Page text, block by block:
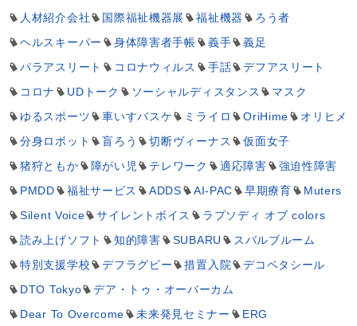
人材紹介会社
国際福祉機器展 福祉機器
ろう者
ヘルスキーパー
身体障害者手帳 義手
義足
パラアスリート
コロナウィルス 手話
デフアスリート
コロナ
UDトーク ソーシャルディスタンス
マスク
ゆるスポーツ
車いすバスケ ミライロ OriHime
オリヒメ
分身ロボット
盲ろう 切断ヴィーナス
仮面女子
猪狩ともか
障がい児 テレワーク 適応障害
強迫性障害
PMDD
福祉サービス ADDS AI-PAC 早期療育
Muters
Silent Voice
サイレントボイス
ラプソディ オブ colors
読み上げソフト
知的障害 SUBARU
スバルブルーム
特別支援学校
デフラグビー 措置入院
デコペタシール
DTO Tokyo
デア・トゥ・オーバーカム
Dear To Overcome
未来発見セミナー
ERG